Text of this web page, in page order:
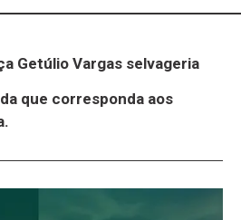
Getúlio Vargas selvageria
que corresponda aos